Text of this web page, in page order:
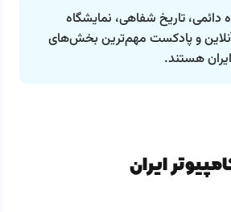
دائمی، تاریخ شفاهی، نمایشگاه
و پادکست مهم‌ترین بخش‌های
هستند.
ایران